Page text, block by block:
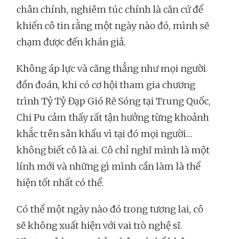
chân chính, nghiêm túc chính là căn cứ để
khiến cô tin rằng một ngày nào đó, mình sẽ
chạm được đến khán giả.
Không áp lực và căng thẳng như mọi người
đồn đoán, khi có cơ hội tham gia chương
trình Tỷ Tỷ Đạp Gió Rẽ Sóng tại Trung Quốc,
Chi Pu cảm thấy rất tận hưởng từng khoảnh
khắc trên sân khấu vì tại đó mọi người…
không biết cô là ai. Cô chỉ nghĩ mình là một
lính mới và những gì mình cần làm là thể
hiện tốt nhất có thể.
Có thể một ngày nào đó trong tương lai, cô
sẽ không xuất hiện với vai trò nghệ sĩ.